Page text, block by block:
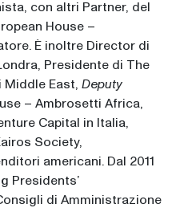
con altri Partner, del
House –
È inoltre Director di
Presidente di The
Middle East, Deputy
– Ambrosetti Africa,
Capital in Italia,
Society,
americani. Dal 2011
Presidents’
di Amministrazione